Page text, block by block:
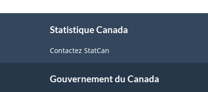
l'Amérique
Nord
Statistique Canada
Contactez StatCan
Gouvernement du Canada